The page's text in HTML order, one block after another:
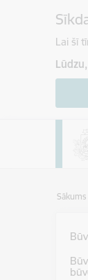
Lai šī
Sākums